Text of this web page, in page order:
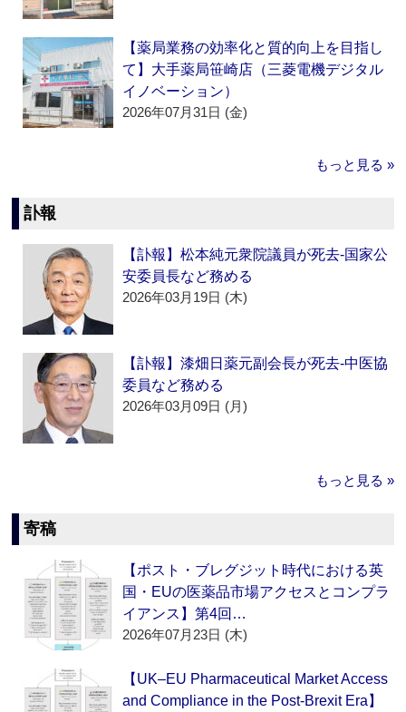
【薬局業務の効率化と質的向上を目指し
て】大手薬局笹崎店（三菱電機デジタル
イノベーション）
2026年07月31日 (金)
もっと見る »
訃報
【訃報】松本純元衆院議員が死去‐国家公
安委員長など務める
2026年03月19日 (木)
【訃報】漆畑日薬元副会長が死去‐中医協
委員など務める
2026年03月09日 (月)
もっと見る »
寄稿
【ポスト・ブレグジット時代における英
国・EUの医薬品市場アクセスとコンプラ
イアンス】第4回…
2026年07月23日 (木)
【UK–EU Pharmaceutical Market Access
and Compliance in the Post-Brexit Era】